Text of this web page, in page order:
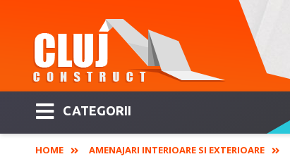
CATEGORII
HOME AMENAJARI INTERIOARE SI EXTERIOARE